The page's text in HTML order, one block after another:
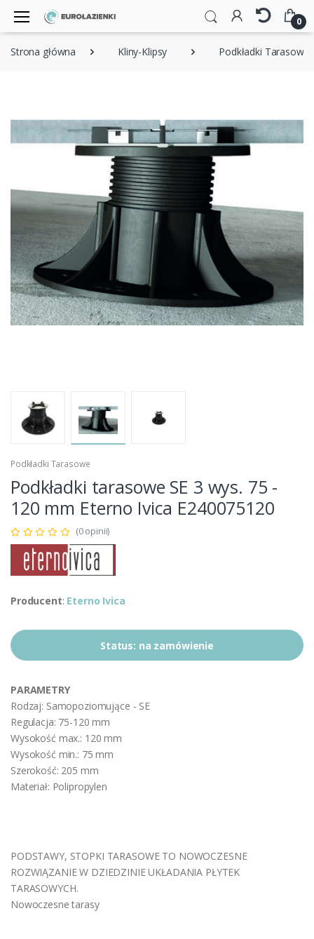
0
Strona główna Kliny-Klipsy Podkładki Tarasowe
Podkładki Tarasowe
Podkładki tarasowe SE 3 wys. 75 -
120 mm Eterno Ivica E240075120
(0 opinii)
Producent: Eterno Ivica
Status: na zamówienie
PARAMETRY
Rodzaj: Samopoziomujące - SE
Regulacja: 75-120 mm
Wysokość max.: 120 mm
Wysokość min.: 75 mm
Szerokość: 205 mm
Materiał: Polipropylen
PODSTAWY, STOPKI TARASOWE TO NOWOCZESNE
ROZWIĄZANIE W DZIEDZINIE UKŁADANIA PŁYTEK
TARASOWYCH.
Nowoczesne tarasy